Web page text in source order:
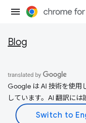
Blog
Google は AI 技術を使用
しています。AI 翻訳には